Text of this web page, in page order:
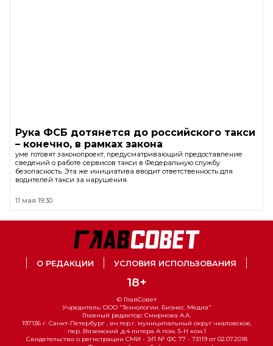
Рука ФСБ дотянется до российского такси
– конечно, в рамках закона
уме готовят законопроект, предусматривающий предоставление
сведений о работе сервисов такси в Федеральную службу
безопасность. Эта же инициатива вводит ответственность для
водителей такси за нарушения.
11 мая 19:30
О РЕДАКЦИИ УСЛОВИЯ ИСПОЛЬЗОВАНИЯ
18+
© ГлавСовет
Учредитель: ООО "Технологии. Бизнес. Медиа"
Главный редактор: Смирнова А.А.
197136 г. Санкт-Петербург , вн.тер.г. муниципальный округ чкаловское,
пер. Вяземский ,д.4 литера А пом. 5-Н ком.1
Свидетельство о регистрации СМИ - ЭЛ № ФС 77 - 73119 от 02.07.2018